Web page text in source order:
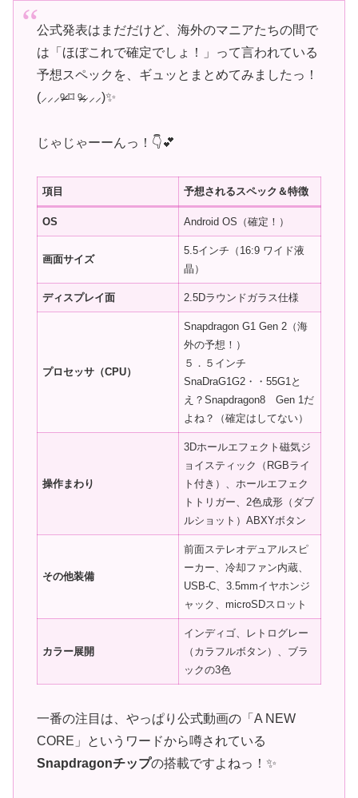
公式発表はまだだけど、海外のマニアたちの間で
は「ほぼこれで確定でしょ！」って言われている
予想スペックを、ギュッとまとめてみましたっ！
(⸝⸝⸝ᵒ̴̶̷ ⌑ ᵒ̴̶̷⸝⸝⸝)✨
じゃじゃーーんっ！👇💕
項目 予想されるスペック＆特徴
OS Android OS（確定！）
画面サイズ
5.5インチ（16:9 ワイド液
晶）
ディスプレイ面 2.5Dラウンドガラス仕様
プロセッサ（CPU）
Snapdragon G1 Gen 2（海
外の予想！）
５．５インチ
SnaDraG1G2・・55G1と
え？Snapdragon8 Gen 1だ
よね？（確定はしてない）
操作まわり
3Dホールエフェクト磁気ジ
ョイスティック（RGBライ
ト付き）、ホールエフェク
トトリガー、2色成形（ダブ
ルショット）ABXYボタン
その他装備
前面ステレオデュアルスピ
ーカー、冷却ファン内蔵、
USB-C、3.5mmイヤホンジ
ャック、microSDスロット
カラー展開
インディゴ、レトログレー
（カラフルボタン）、ブラ
ックの3色
一番の注目は、やっぱり公式動画の「A NEW
CORE」というワードから噂されている
Snapdragonチップの搭載ですよねっ！✨